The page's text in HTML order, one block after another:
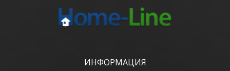
ИНФОРМАЦИЯ